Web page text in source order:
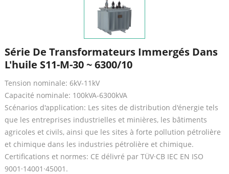
Série De Transformateurs Immergés Dans
L'huile S11-M-30 ~ 6300/10
Tension nominale: 6kV-11kV
Capacité nominale: 100kVA-6300kVA
Scénarios d'application: Les sites de distribution d'énergie tels
que les entreprises industrielles et minières, les bâtiments
agricoles et civils, ainsi que les sites à forte pollution pétrolière
et chimique dans les industries pétrolière et chimique.
Certifications et normes: CE délivré par TÜV·CB IEC EN ISO
9001·14001·45001.